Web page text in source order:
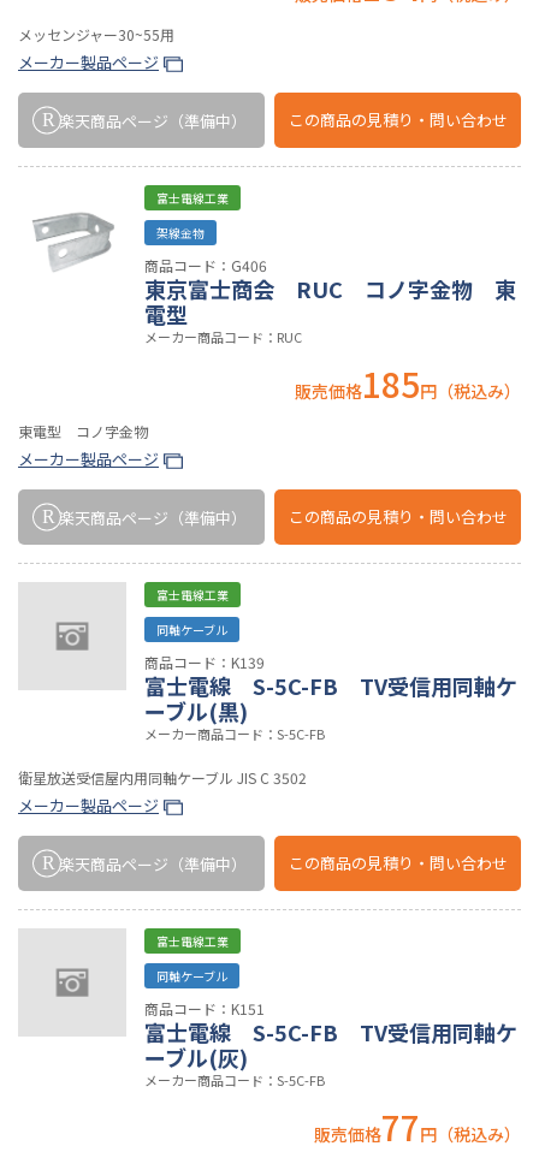
メッセンジャー30~55用
メーカー製品ページ
楽天商品ページ （準備中） この商品の見積り・問い合わせ
富士電線工業
架線金物
商品コード：G406
東京富士商会 RUC コノ字金物 東
電型
メーカー商品コード：RUC
販売価格185円（税込み）
東電型 コノ字金物
メーカー製品ページ
楽天商品ページ （準備中） この商品の見積り・問い合わせ
富士電線工業
同軸ケーブル
商品コード：K139
富士電線 S-5C-FB TV受信用同軸ケ
ーブル(黒)
メーカー商品コード：S-5C-FB
衛星放送受信屋内用同軸ケーブル JIS C 3502
メーカー製品ページ
楽天商品ページ （準備中） この商品の見積り・問い合わせ
富士電線工業
同軸ケーブル
商品コード：K151
富士電線 S-5C-FB TV受信用同軸ケ
ーブル(灰)
メーカー商品コード：S-5C-FB
販売価格77円（税込み）